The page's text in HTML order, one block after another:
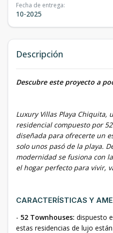
Fecha de entrega:
10-2025
Descripción
Descubre este proyecto a
Luxury Villas Playa Chiquita,
residencial compuesto por
diseñada para ofrecerte un
solo unos pasó de la playa.
modernidad se fusiona con
el hogar perfecto para vivir,
CARACTERÍSTICAS Y
- 52 Townhouses: dispuesto
estas residencias de lujo